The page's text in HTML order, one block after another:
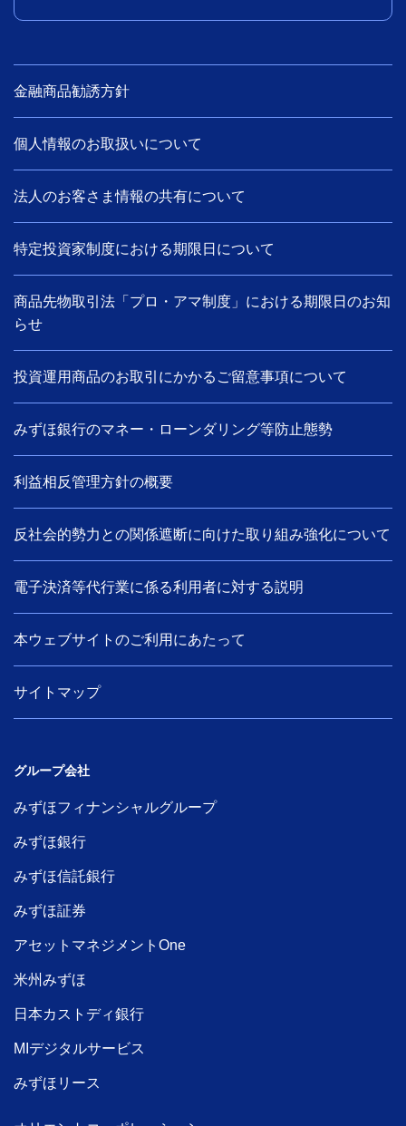
金融商品勧誘方針
個人情報のお取扱いについて
法人のお客さま情報の共有について
特定投資家制度における期限日について
商品先物取引法「プロ・アマ制度」における期限日のお知
らせ
投資運用商品のお取引にかかるご留意事項について
みずほ銀行のマネー・ローンダリング等防止態勢
利益相反管理方針の概要
反社会的勢力との関係遮断に向けた取り組み強化について
電子決済等代行業に係る利用者に対する説明
本ウェブサイトのご利用にあたって
サイトマップ
グループ会社
みずほフィナンシャルグループ
みずほ銀行
みずほ信託銀行
みずほ証券
アセットマネジメントOne
米州みずほ
日本カストディ銀行
MIデジタルサービス
みずほリース